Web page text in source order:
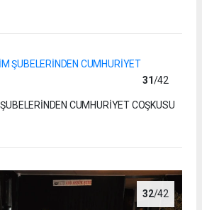
31/42
CUMHURİYET COŞKUSU
32/42